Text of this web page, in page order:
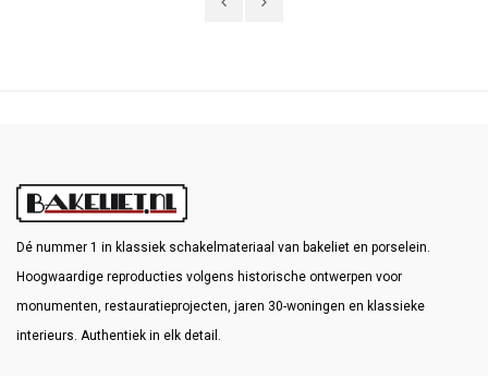
Dé nummer 1 in klassiek schakelmateriaal van bakeliet en porselein.
Hoogwaardige reproducties volgens historische ontwerpen voor
monumenten, restauratieprojecten, jaren 30-woningen en klassieke
interieurs. Authentiek in elk detail.